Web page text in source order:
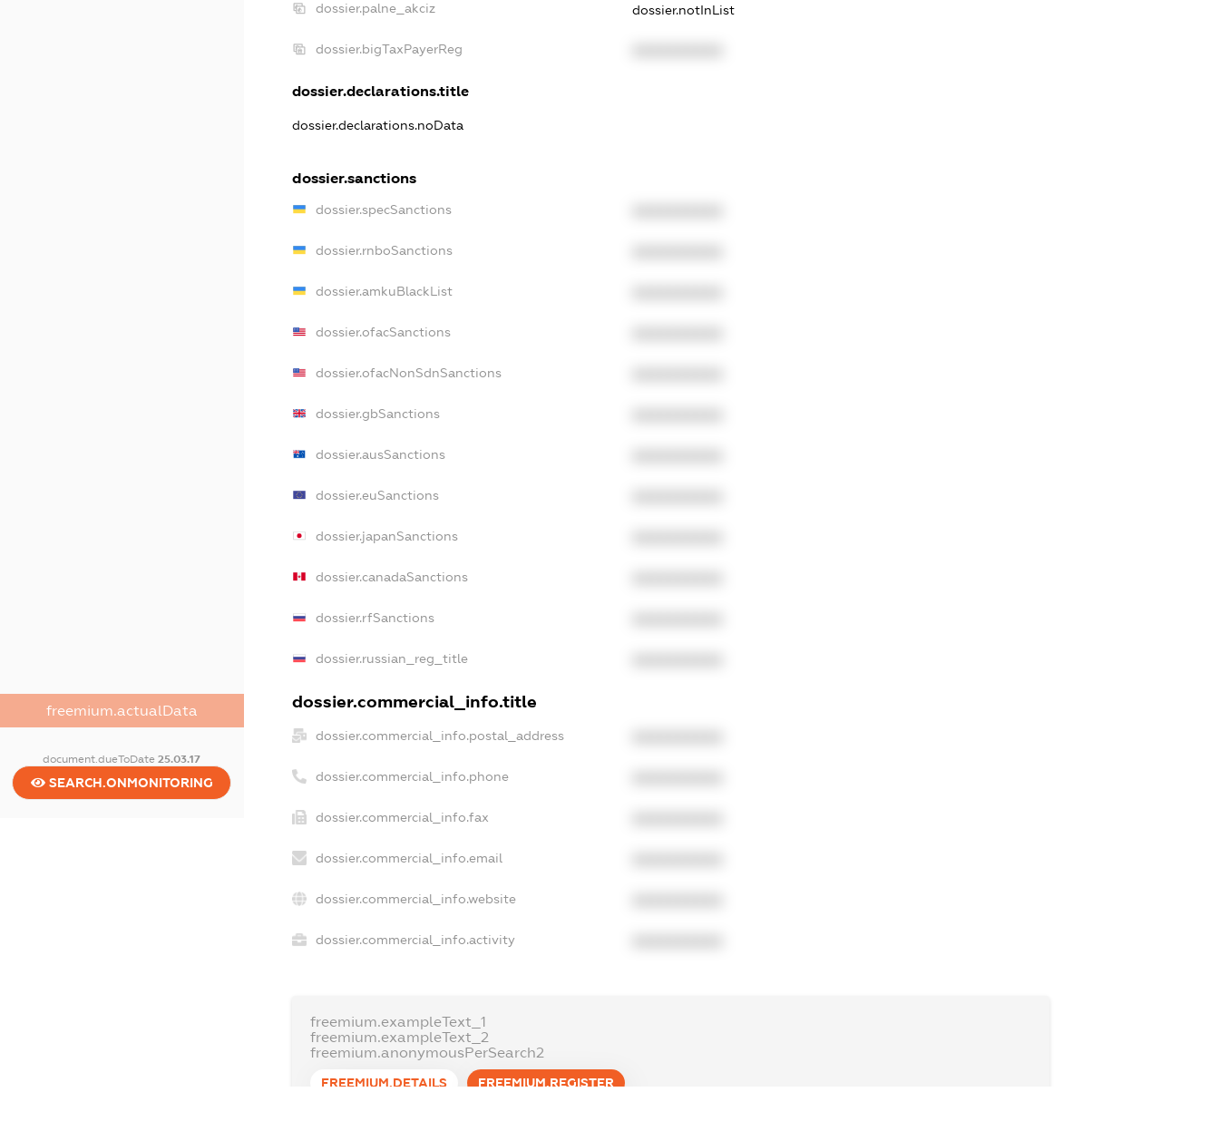
freemium.actualData
document.dueToDate25.03.17
SEARCH.ONMONITORING
dossier.palne_akciz dossier.notInList
dossier.bigTaxPayerReg
dossier.declarations.title
dossier.declarations.noData
dossier.sanctions
dossier.specSanctions
dossier.rnboSanctions
dossier.amkuBlackList
dossier.ofacSanctions
dossier.ofacNonSdnSanctions
dossier.gbSanctions
dossier.ausSanctions
dossier.euSanctions
dossier.japanSanctions
dossier.canadaSanctions
dossier.rfSanctions
dossier.russian_reg_title
dossier.commercial_info.title
dossier.commercial_info.postal_address
dossier.commercial_info.phone
dossier.commercial_info.fax
dossier.commercial_info.email
dossier.commercial_info.website
dossier.commercial_info.activity
freemium.exampleText_1
freemium.exampleText_2
freemium.anonymousPerSearch2
FREEMIUM.DETAILS FREEMIUM.REGISTER